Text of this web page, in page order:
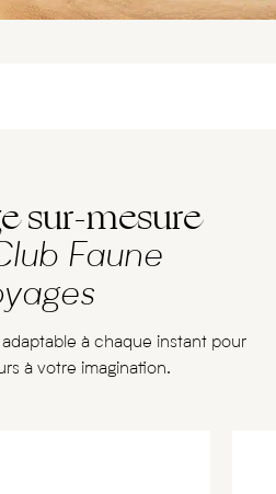
sur-mesure
Faune
à chaque instant pour
à votre imagination.